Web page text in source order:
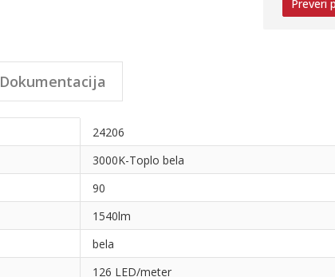
Preveri
24206
3000K-Toplo bela
90
1540lm
bela
126 LED/meter
Dokumentacija